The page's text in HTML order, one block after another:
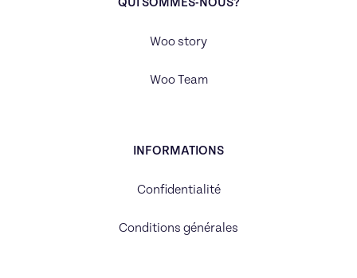
Woo story
Woo Team
INFORMATIONS
Confidentialité
Conditions générales